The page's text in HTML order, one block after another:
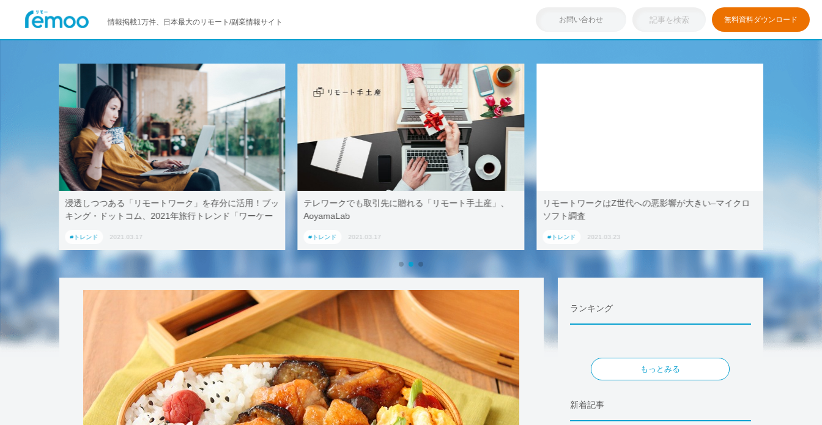
情報掲載1万件、日本最大のリモート/副業情報サイト お問い合わせ 無料資料ダウンロード
浸透しつつある「リモートワーク」を存分に活用！ブッ
キング・ドットコム、2021年旅行トレンド「ワーケー
#トレンド 2021.03.17
テレワークでも取引先に贈れる「リモート手土産」、
AoyamaLab
#トレンド 2021.03.17
リモートワークはZ世代への悪影響が大きい–マイクロ
ソフト調査
#トレンド 2021.03.23
ランキング
もっとみる
新着記事